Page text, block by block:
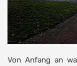
Von Anfang an